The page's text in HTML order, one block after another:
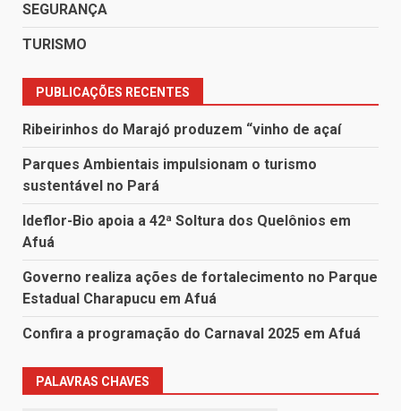
SEGURANÇA
TURISMO
PUBLICAÇÕES RECENTES
Ribeirinhos do Marajó produzem “vinho de açaí
Parques Ambientais impulsionam o turismo
sustentável no Pará
Ideflor-Bio apoia a 42ª Soltura dos Quelônios em
Afuá
Governo realiza ações de fortalecimento no Parque
Estadual Charapucu em Afuá
Confira a programação do Carnaval 2025 em Afuá
PALAVRAS CHAVES